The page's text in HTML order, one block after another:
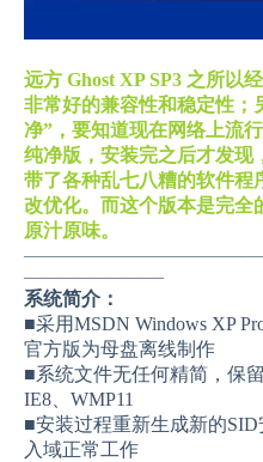
远方 Ghost XP SP3 之所以
非常好的兼容性和稳定性；
净”，要知道现在网络上流
纯净版，安装完之后才发现
带了各种乱七八糟的软件程
改优化。而这个版本是完全
原汁原味。
—————————
系统简介：
■采用MSDN Windows XP
官方版为母盘离线制作
■系统文件无任何精简，保
IE8、WMP11
■安装过程重新生成新的
入域正常工作